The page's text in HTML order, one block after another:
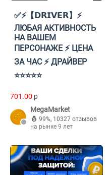
✅⚡【𝗗𝗥𝗜𝗩𝗘𝗥】⚡
ЛЮБАЯ АКТИВНОСТЬ
НА ВАШЕМ
ПЕРСОНАЖЕ ⚡ ЦЕНА
ЗА ЧАС ⚡ ДРАЙВЕР
⭐⭐⭐⭐⭐
701.00 p
MegaMarket
99%, 10327 отзывов
на рынке 9 лет